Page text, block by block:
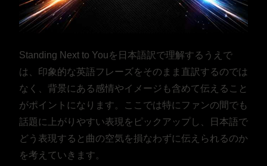
Standing Next to Youを日本語訳で理解するうえで
は、印象的な英語フレーズをそのまま直訳するのでは
なく、背景にある感情やイメージも含めて伝えること
がポイントになります。ここでは特にファンの間でも
話題に上がりやすい表現をピックアップし、日本語で
どう表現すると曲の空気を損なわずに伝えられるのか
を考えていきます。